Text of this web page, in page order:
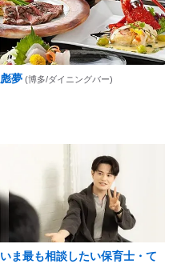
彪夢 (博多/ダイニングバー)
いま最も相談したい保育士・て